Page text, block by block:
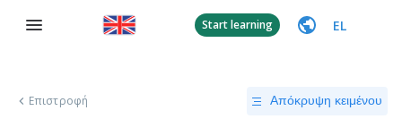
Start learning EL
Επιστροφή Απόκρυψη κειμένου